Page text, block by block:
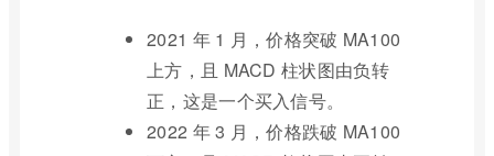
2021 年 1 月，价格突破 MA100
上方，且 MACD 柱状图由负转
正，这是一个买入信号。
2022 年 3 月，价格跌破 MA100